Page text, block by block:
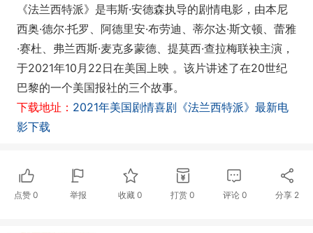
《法兰西特派》是韦斯·安德森执导的剧情电影，由本尼
西奥·德尔·托罗、阿德里安·布劳迪、蒂尔达·斯文顿、蕾雅
·赛杜、弗兰西斯·麦克多蒙德、提莫西·查拉梅联袂主演，
于2021年10月22日在美国上映 。该片讲述了在20世纪
巴黎的一个美国报社的三个故事。
下载地址： 2021年美国剧情喜剧《法兰西特派》最新电
影下载
点赞 0 举报 收藏0 打赏 0 评论 0 分享 2